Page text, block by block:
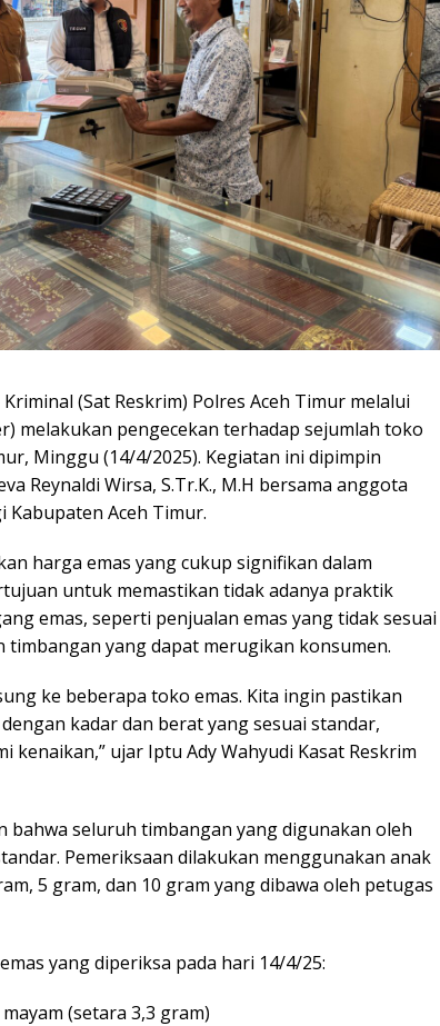
Kriminal (Sat Reskrim) Polres Aceh Timur melalui
melakukan pengecekan terhadap sejumlah toko
Minggu (14/4/2025). Kegiatan ini dipimpin
Reynaldi Wirsa, S.Tr.K., M.H bersama anggota
Aceh Timur.
harga emas yang cukup signifikan dalam
untuk memastikan tidak adanya praktik
emas, seperti penjualan emas yang tidak sesuai
yang dapat merugikan konsumen.
ke beberapa toko emas. Kita ingin pastikan
kadar dan berat yang sesuai standar,
kenaikan,” ujar Iptu Ady Wahyudi Kasat Reskrim
bahwa seluruh timbangan yang digunakan oleh
Pemeriksaan dilakukan menggunakan anak
5 gram, dan 10 gram yang dibawa oleh petugas
yang diperiksa pada hari 14/4/25:
(setara 3,3 gram)